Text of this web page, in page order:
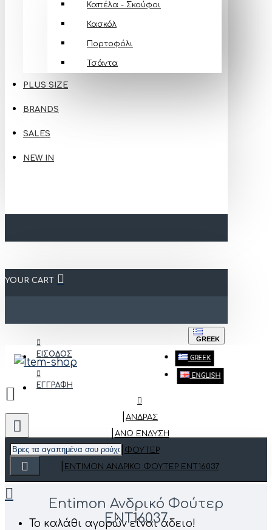
Καπέλα - Σκούφοι
Κασκόλ
Πορτοφόλι
Τσάντα
PLUS SIZE
BRANDS
SALES
NEW IN
YOUR CART
ΕΙΣΟΔΟΣ
ΕΓΓΡΑΦΗ
GREEK
GREEK
ENGLISH
Το καλάθι αγορών είναι άδειο!
ΑΝΔΡΑΣ
ΆΝΩ ΈΝΔΥΣΗ
ΦΟΎΤΕΡ
ENTIMON ΑΝΔΡΙΚΌ ΦΟΎΤΕΡ ENT16037
Entimon Ανδρικό Φούτερ
ENT16037